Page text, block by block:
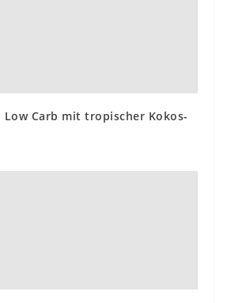
Low Carb mit tropischer Kokos-